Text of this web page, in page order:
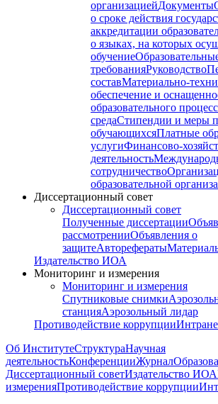
организациейДокументы
о сроке действия
аккредитации
о языках, на которых
обучение
требованияРуководство
составМатериально-
обеспечение и
образовательного
средаСтипендии и меры
обучающихсяПлатные
услугиФинансово-
деятельность
сотрудничество
образовательной
Диссертационный совет
Диссертационный совет
Полученные диссертации
рассмотренииОбъявления о
защитеАвторефераты
Издательство ИОА
Мониторинг и измерения
Мониторинг и измерения
Спутниковые снимки
станцияАэрозольный лидар
Противодействие коррупции
Об ИнститутеСтруктураНаучная
деятельностьКонференцииЖурнал
Диссертационный советИздательство ИОА
измеренияПротиводействие коррупции